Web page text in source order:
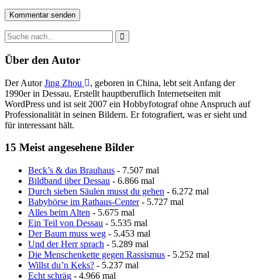
Über den Autor
Der AutorJing Zhou
, geboren in China, lebt seit Anfang der
1990er in Dessau. Erstellt hauptberuflich Internetseiten mit
WordPress und ist seit 2007 ein Hobbyfotograf ohne Anspruch auf
Professionalität in seinen Bildern. Er fotografiert, was er sieht und
für interessant hält.
15 Meist angesehene Bilder
Beck’s & das Brauhaus - 7.507 mal
Bildband über Dessau - 6.866 mal
Durch sieben Säulen musst du gehen - 6.272 mal
Babybörse im Rathaus-Center- 5.727 mal
Alles beim Alten - 5.675 mal
Ein Teil von Dessau - 5.535 mal
Der Baum muss weg - 5.453 mal
Und der Herr sprach - 5.289 mal
Die Menschenkette gegen Rassismus - 5.252 mal
Willst du’n Keks? - 5.237 mal
Echt schräg - 4.966 mal